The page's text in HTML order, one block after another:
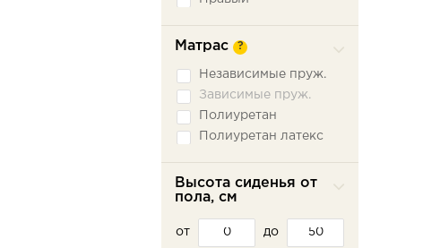
Матрас ?
Независимые пруж.
Зависимые пруж.
Полиуретан
Полиуретан латекс
Высота сиденья от
пола, см
от до